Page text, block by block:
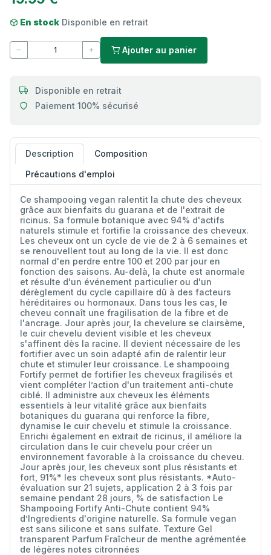
En stock Disponible en retrait
Ajouter au panier
Disponible en retrait
Paiement 100% sécurisé
Description
Composition
Précautions d'emploi
Ce shampooing vegan ralentit la chute des cheveux
grâce aux bienfaits du guarana et de l'extrait de
ricinus. Sa formule botanique avec 94% d'actifs
naturels stimule et fortifie la croissance des cheveux.
Les cheveux ont un cycle de vie de 2 à 6 semaines et
se renouvellent tout au long de la vie. Il est donc
normal d'en perdre entre 100 et 200 par jour en
fonction des saisons. Au-delà, la chute est anormale
et résulte d'un événement particulier ou d'un
dérèglement du cycle capillaire dû à des facteurs
héréditaires ou hormonaux. Dans tous les cas, le
cheveu connaît une fragilisation de la fibre et de
l'ancrage. Jour après jour, la chevelure se clairsème,
le cuir chevelu devient visible et les cheveux
s'affinent dès la racine. Il devient nécessaire de les
fortifier avec un soin adapté afin de ralentir leur
chute et stimuler leur croissance. Le shampooing
Fortify permet de fortifier les cheveux fragilisés et
vient compléter l’action d'un traitement anti-chute
ciblé. Il administre aux cheveux les éléments
essentiels à leur vitalité grâce aux bienfaits
botaniques du guarana qui renforce la fibre,
dynamise le cuir chevelu et stimule la croissance.
Enrichi également en extrait de ricinus, il améliore la
circulation dans le cuir chevelu pour créer un
environnement favorable à la croissance du cheveu.
Jour après jour, les cheveux sont plus résistants et
fort, 91%* les cheveux sont plus résistants. *Auto-
évaluation sur 21 sujets, application 2 à 3 fois par
semaine pendant 28 jours, % de satisfaction Le
Shampooing Fortify Anti-Chute contient 94%
d’Ingredients d'origine naturelle. Sa formule vegan
est sans silicone et sans sulfate. Texture Gel
transparent Parfum Fraîcheur de menthe agrémentée
de légères notes citronnées